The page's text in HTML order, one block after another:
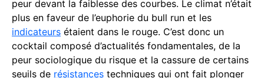
peur devant la faiblesse des courbes. Le climat n’était
plus en faveur de l’euphorie du bull run et les
indicateurs étaient dans le rouge. C’est donc un
cocktail composé d’actualités fondamentales, de la
peur sociologique du risque et la cassure de certains
seuils de résistances techniques qui ont fait plonger